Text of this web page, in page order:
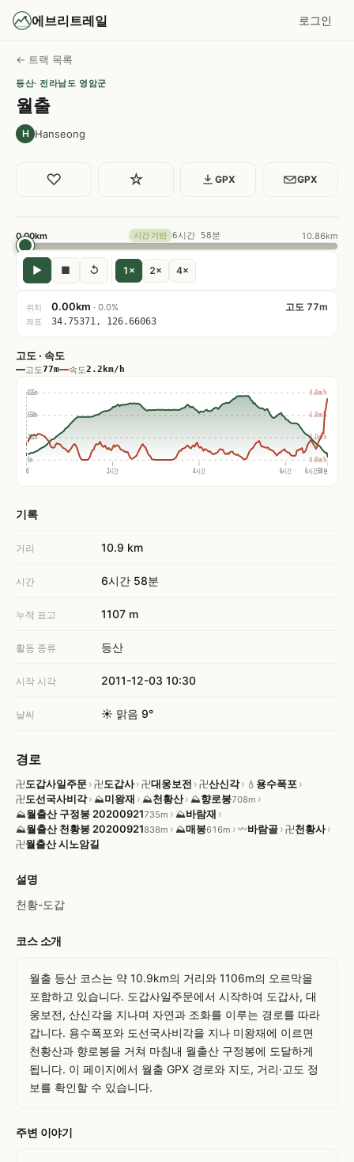
에브리트레일 로그인
← 트랙 목록
등산· 전라남도 영암군
월출
H Hanseong
♡ ☆ GPX GPX
0.00km 시간 기반 6시간 58분 10.86km
▶ ■ ↺ 1× 2× 4×
위치 0.00km · 0.0% 고도 77m
좌표 34.75371, 126.66063
고도 · 속도
고도77m 속도2.2km/h
0 2시간 4시간 6시간 6시간58분
835m
558m
282m
5m
9.4km/h
6.3km/h
3.1km/h
0.0km/h
기록
거리 10.9 km
시간 6시간 58분
누적 표고 1107 m
활동 종류 등산
시작 시각 2011-12-03 10:30
날씨 ☀️ 맑음 9°
경로
卍 도갑사일주문› 卍 도갑사› 卍대웅보전 › 卍산신각› 💧 용수폭포 ›
卍 도선국사비각› ⛰미왕재 › ⛰천황산› ⛰향로봉708m ›
⛰월출산 구정봉 20200921735m › ⛰바람재 ›
⛰월출산 천황봉 20200921838m › ⛰매봉616m › 〰바람골› 卍천황사›
卍월출산 시노암길
설명
천황-도갑
코스 소개
월출 등산 코스는 약 10.9km의 거리와 1106m의 오르막을
포함하고 있습니다. 도갑사일주문에서 시작하여 도갑사, 대
웅보전, 산신각을 지나며 자연과 조화를 이루는 경로를 따라
갑니다. 용수폭포와 도선국사비각을 지나 미왕재에 이르면
천황산과 향로봉을 거쳐 마침내 월출산 구정봉에 도달하게
됩니다. 이 페이지에서 월출 GPX 경로와 지도, 거리·고도 정
보를 확인할 수 있습니다.
주변 이야기